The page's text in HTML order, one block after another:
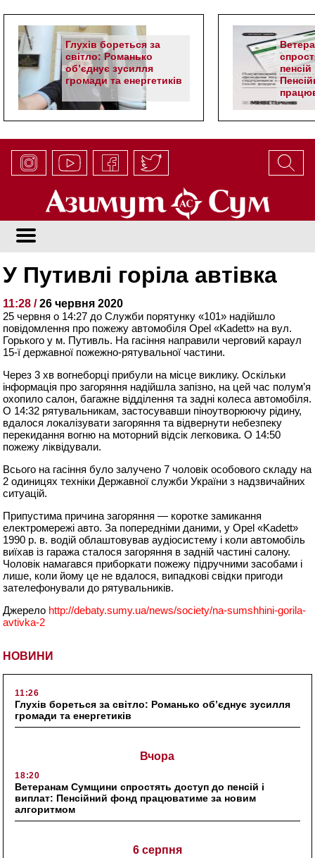
Глухів бореться за
світло: Романько
об’єднує зусилля
громади та енергетиків
НОВИНИ
11:26
Глухів бореться за світло: Романько об’єднує зусилля
громади та енергетиків
Вчора
18:20
Ветеранам Сумщини спростять доступ до пенсій і
виплат: Пенсійний фонд працюватиме за новим
алгоритмом
6 серпня
У Путивлі горіла автівка
11:28 /26 червня 2020
25 червня о 14:27 до Служби порятунку «101» надійшло
повідомлення про пожежу автомобіля Opel «Kadett» на вул.
Горького у м. Путивль. На гасіння направили черговий караул
15-ї державної пожежно-рятувальної частини.
Через 3 хв вогнеборці прибули на місце виклику. Оскільки
інформація про загоряння надійшла запізно, на цей час полум’я
охопило салон, багажне відділення та задні колеса автомобіля.
О 14:32 рятувальникам, застосувавши піноутворюючу рідину,
вдалося локалізувати загоряння та відвернути небезпеку
перекидання вогню на моторний відсік легковика. О 14:50
пожежу ліквідували.
Всього на гасіння було залучено 7 чоловік особового складу на
2 одиницях техніки Державної служби України з надзвичайних
ситуацій.
Припустима причина загоряння — коротке замикання
електромережі авто. За попередніми даними, у Opel «Kadett»
1990 р. в. водій облаштовував аудіосистему і коли автомобіль
виїхав із гаража сталося загоряння в задній частині салону.
Чоловік намагався приборкати пожежу підручними засобами і
лише, коли йому це не вдалося, випадкові свідки пригоди
зателефонували до рятувальників.
Джерело http://debaty.sumy.ua/news/society/na-sumshhini-gorila-
avtivka-2